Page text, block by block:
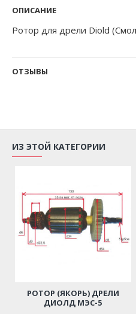
ОПИСАНИЕ
Ротор для дрели Diold
ОТЗЫВЫ
ИЗ ЭТОЙ КАТЕГОРИИ
РОТОР (ЯКОРЬ) ДРЕЛИ
ДИОЛД МЭС-5